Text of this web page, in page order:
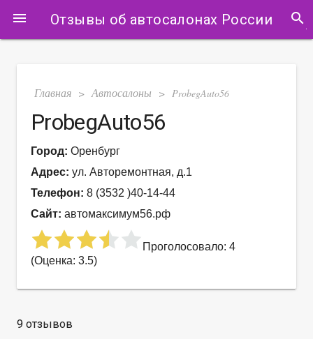
menu Отзывы об автосалонах России search
Главная > Автосалоны > ProbegAuto56
ProbegAuto56
Город: Оренбург
Адрес: ул. Авторемонтная, д.1
Телефон: 8 (3532 )40-14-44
Сайт: автомаксимум56.рф
Проголосовало: 4
(Оценка: 3.5)
9 отзывов